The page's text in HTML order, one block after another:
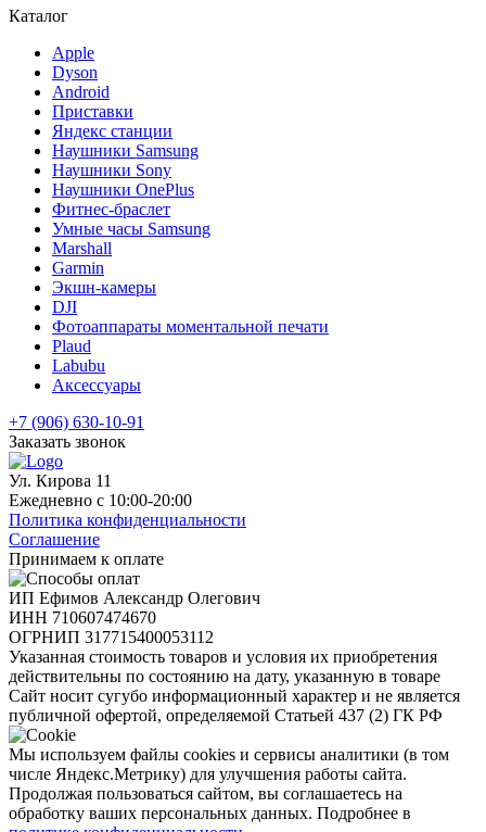
Каталог
Apple
Dyson
Android
Приставки
Яндекс станции
Наушники Samsung
Наушники Sony
Наушники OnePlus
Фитнес-браслет
Умные часы Samsung
Marshall
Garmin
Экшн-камеры
DJI
Фотоаппараты моментальной печати
Plaud
Labubu
Аксессуары
+7 (906) 630-10-91
Заказать звонок
Ул. Кирова 11
Ежедневно с 10:00-20:00
Политика конфиденциальности
Соглашение
Принимаем к оплате
ИП Ефимов Александр Олегович
ИНН 710607474670
ОГРНИП 317715400053112
Указанная стоимость товаров и условия их приобретения
действительны по состоянию на дату, указанную в товаре
Сайт носит сугубо информационный характер и не является
публичной офертой, определяемой Статьей 437 (2) ГК РФ
Мы используем файлы cookies и сервисы аналитики (в том
числе Яндекс.Метрику) для улучшения работы сайта.
Продолжая пользоваться сайтом, вы соглашаетесь на
обработку ваших персональных данных. Подробнее в